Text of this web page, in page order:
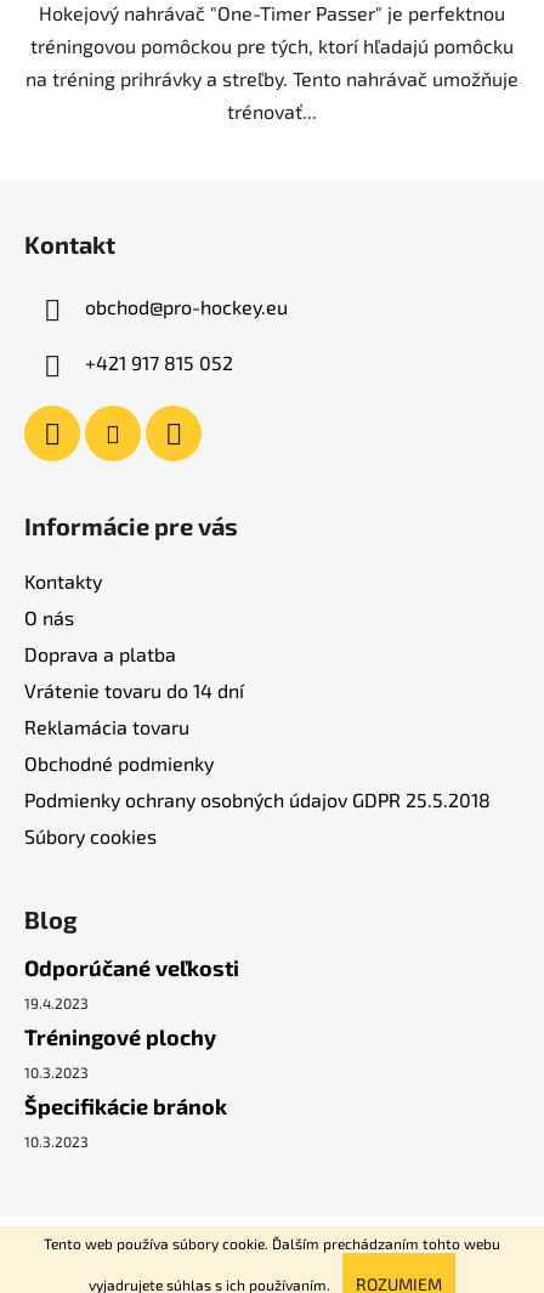
Tento web používa súbory cookie. Ďalším prechádzaním tohto webu
vyjadrujete súhlas s ich používaním. ROZUMIEM
Hokejový nahrávač "One-Timer Passer" je perfektnou
tréningovou pomôckou pre tých, ktorí hľadajú pomôcku
na tréning prihrávky a streľby. Tento nahrávač umožňuje
trénovať...
Kontakt
obchod@pro-hockey.eu
+421 917 815 052
Informácie pre vás
Kontakty
O nás
Doprava a platba
Vrátenie tovaru do 14 dní
Reklamácia tovaru
Obchodné podmienky
Podmienky ochrany osobných údajov GDPR 25.5.2018
Súbory cookies
Blog
Odporúčané veľkosti
19.4.2023
Tréningové plochy
10.3.2023
Špecifikácie bránok
10.3.2023
Vytvoril Shoptet